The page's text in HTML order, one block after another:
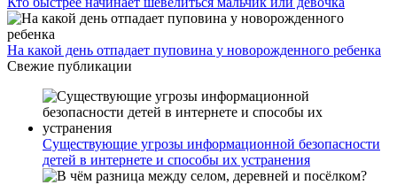
На какой день отпадает пуповина у новорожденного ребенка
Свежие публикации
Существующие угрозы информационной безопасности
детей в интернете и способы их устранения